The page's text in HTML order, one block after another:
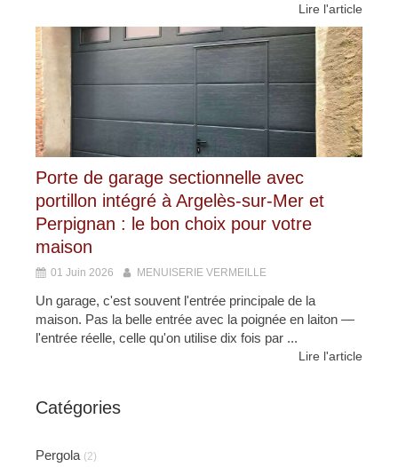
Lire l'article
Porte de garage sectionnelle avec
portillon intégré à Argelès-sur-Mer et
Perpignan : le bon choix pour votre
maison
01 Juin 2026 MENUISERIE VERMEILLE
Un garage, c'est souvent l'entrée principale de la
maison. Pas la belle entrée avec la poignée en laiton —
l'entrée réelle, celle qu'on utilise dix fois par ...
Lire l'article
Catégories
Pergola (2)